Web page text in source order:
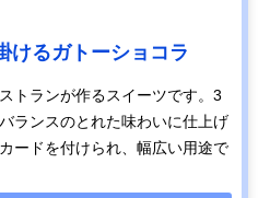
けるガトーショコラ
トランが作るスイーツです。3
ランスのとれた味わいに仕上げ
ードを付けられ、幅広い用途で